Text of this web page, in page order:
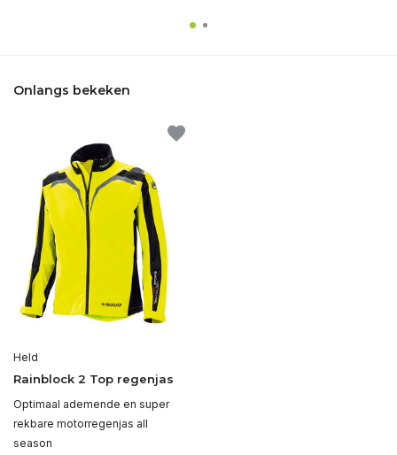
Onlangs bekeken
Held
Rainblock 2 Top regenjas
Optimaal ademende en super
rekbare motorregenjas all
season